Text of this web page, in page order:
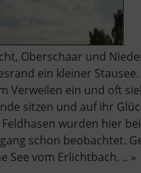
Oberschaar und
ein kleiner Stausee.
Verweilen ein und oft
sitzen und auf ihr
wurden hier bei
schon beobachtet.
See vom Erlichtbach. .. »